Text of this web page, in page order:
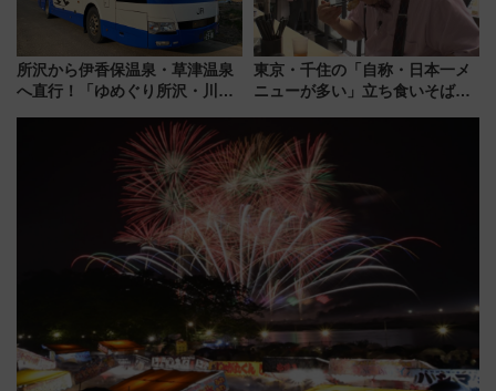
所沢から伊香保温泉・草津温泉
へ直行！「ゆめぐり所沢・川越
軽に 運行ダイヤ・運賃を解説
東京・千住の「自称・日本一メ
ニューが多い」立ち食いそば屋
地のふらっと立ち食いそば』
7/27夜10時～放送